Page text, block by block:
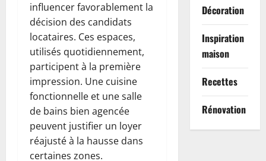
influencer favorablement la
décision des candidats
locataires. Ces espaces,
utilisés quotidiennement,
participent à la première
impression. Une cuisine
fonctionnelle et une salle
de bains bien agencée
peuvent justifier un loyer
réajusté à la hausse dans
certaines zones.
Décoration
Inspiration
maison
Recettes
Rénovation